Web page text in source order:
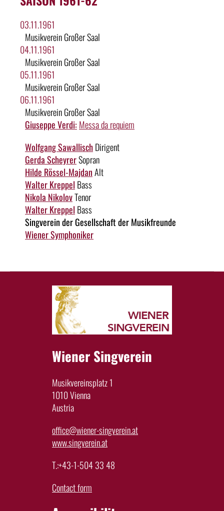
03.11.1961
Musikverein Großer Saal
04.11.1961
Musikverein Großer Saal
05.11.1961
Musikverein Großer Saal
06.11.1961
Musikverein Großer Saal
Giuseppe Verdi: Messa da requiem
Wolfgang SawallischDirigent
Gerda ScheyrerSopran
Hilde Rössel-MajdanAlt
Walter Kreppel Bass
Nikola NikolovTenor
Walter Kreppel Bass
Singverein der Gesellschaft der Musikfreunde
Wiener Symphoniker
Wiener Singverein
Musikvereinsplatz 1
1010 Vienna
Austria
office@wiener-singverein.at
www.singverein.at
T.:+43-1-504 33 48
Contact form